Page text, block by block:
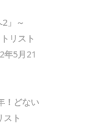
」～
リスト
年5月21
！どない
ト